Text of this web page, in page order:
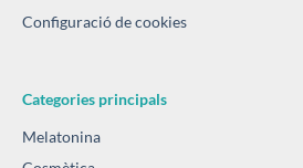
Configuració de cookies
Categories principals
Melatonina